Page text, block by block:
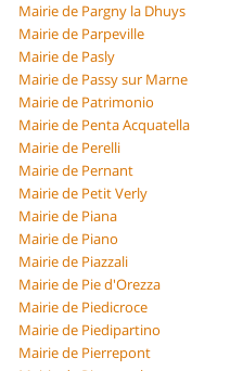
Mairie de Pargny la Dhuys
Mairie de Parpeville
Mairie de Pasly
Mairie de Passy sur Marne
Mairie de Patrimonio
Mairie de Penta Acquatella
Mairie de Perelli
Mairie de Pernant
Mairie de Petit Verly
Mairie de Piana
Mairie de Piano
Mairie de Piazzali
Mairie de Pie d'Orezza
Mairie de Piedicroce
Mairie de Piedipartino
Mairie de Pierrepont